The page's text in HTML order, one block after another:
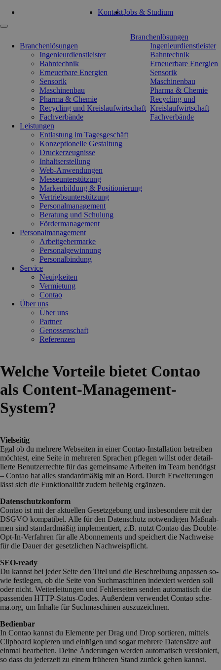
Tel: 0351 47 93 41 92 KontaktJobs & Studium
Navigation
Branchenlösungen
Ingenieurdienstleister
Bahntechnik
Erneuerbare Energien
Sensorik
Maschinenbau
Pharma & Chemie
Recycling und
Kreislaufwirtschaft
Fachverbände
Branchenlösungen
Ingenieurdienstleister
Bahntechnik
Erneuerbare Energien
Sensorik
Maschinenbau
Pharma & Chemie
Recycling und Kreislaufwirtschaft
Fachverbände
Leistungen
Entlastung im Tagesgeschäft
Konzeptionelle Gestaltung
Druckerzeugnisse
Inhaltserstellung
Web-Anwendungen
Messeunterstützung
Markenbildung & Positionierung
Vertriebsunterstützung
Personalmanagement
Beratung und Schulung
Fördermanagement
Personalmanagement
Arbeitgebermarke
Personalgewinnung
Personalbindung
Service
Neuigkeiten
Vermietung
Contao
Über uns
Über uns
Partner
Genossenschaft
Referenzen
Welche Vorteile bietet Contao
als Content-Management-
System?
Vielseitig
Egal ob du meh­re­re Web­sei­ten in ei­ner Con­tao-In­stal­la­ti­on be­trei­ben
möch­test, ei­ne Sei­te in meh­re­ren Spra­chen pfle­gen willst oder de­tail­
lier­te Be­nut­zer­rech­te für das ge­mein­sa­me Ar­bei­ten im Team be­nö­tigst
– Con­tao hat al­les stan­dard­mä­ßig mit an Bord. Durch Er­wei­te­run­gen
lässt sich die Funk­­tio­­na­­li­­tät zu­­dem be­­lie­­big er­gän­zen.
Datenschutzkonform
Con­tao ist mit der ak­tu­el­len Ge­setz­ge­bung und ins­be­son­de­re mit der
DS­GVO kom­pa­ti­bel. Al­le für den Da­ten­schutz not­wen­di­gen Maß­nah­
men sind stan­dard­mä­ßig im­ple­men­tiert, z.B. nutzt Con­tao das Dou­ble-
Opt-In-Ver­fah­ren für al­le Abon­ne­ments und spei­chert die Nach­wei­se
für die Dau­er der ge­setz­li­chen Nach­weis­pflicht.
SEO-ready
Du kannst bei je­der Sei­te den Ti­tel und die Be­schrei­bung an­pas­sen so­
wie fest­le­gen, ob die Sei­te von Such­ma­schi­nen in­de­xiert wer­den soll
oder nicht. Weiterleitungen und Fehlerseiten senden automatisch die
passenden HTTP-Status-Codes. Au­ßer­dem ver­wen­det Con­tao sche­
ma.org, um In­hal­te für Such­ma­schi­nen aus­zu­zeich­nen.
Bedienbar
In Con­tao kannst du Ele­men­te per Drag und Drop sor­tie­ren, mittels
Clip­board ko­pie­ren und ein­fü­gen und so­gar meh­re­re Da­ten­sät­ze auf
ein­mal be­ar­bei­ten. Dei­ne Än­de­run­gen wer­den au­to­ma­tisch ver­sio­niert,
so dass du je­der­zeit zu ei­nem frü­he­ren Stand zu­rück ge­hen kannst.